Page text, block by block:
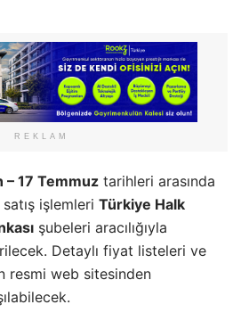
REKLAM
– 17 Temmuz tarihleri arasında
işlemleri Türkiye Halk
şubeleri aracılığıyla
Detaylı fiyat listeleri ve
resmi web sitesinden